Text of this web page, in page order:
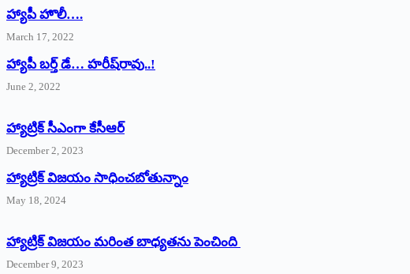
హ్యాపీ హొలీ….
March 17, 2022
హ్యాపీ బర్త్ ‌డే… హరీష్‌రావు..!
June 2, 2022
హ్యాట్రిక్‌ ‌సీఎంగా కేసీఆర్‌
December 2, 2023
హ్యాట్రిక్‌ విజయం సాధించబోతున్నాం
May 18, 2024
హ్యాట్రిక్ విజయం మరింత బాధ్యతను పెంచింది
December 9, 2023